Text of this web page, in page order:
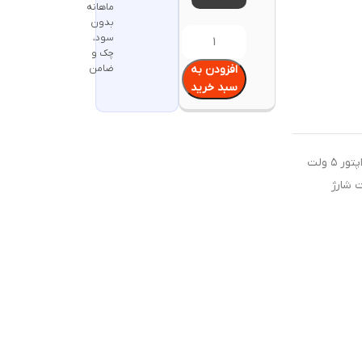
جهت شارژ محصولات شارژی از آداپتور ۵ ولت
شارژ
افزودن به
سبد خرید
ماهانه
بدون
سود،
چک و
ضامن